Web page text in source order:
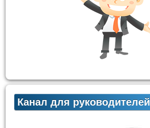
Канал для руководителей